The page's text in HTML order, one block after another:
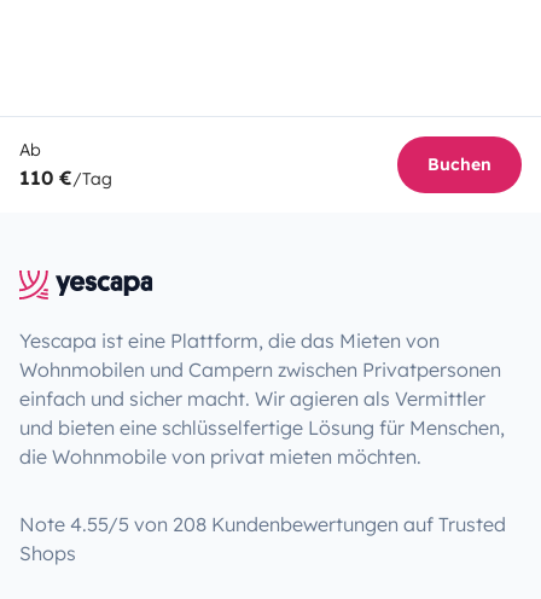
Ab
110 €/Tag
Buchen
Yescapa ist eine Plattform, die das Mieten von
Wohnmobilen und Campern zwischen Privatpersonen
einfach und sicher macht. Wir agieren als Vermittler
und bieten eine schlüsselfertige Lösung für Menschen,
die Wohnmobile von privat mieten möchten.
Note 4.55/5 von 208 Kundenbewertungen auf Trusted
Shops